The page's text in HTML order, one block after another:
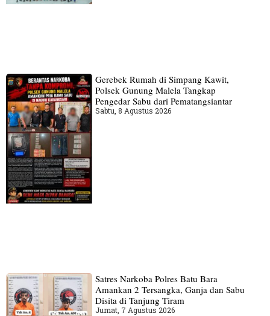
Gerebek Rumah di Simpang Kawit,
Polsek Gunung Malela Tangkap
Pengedar Sabu dari Pematangsiantar
Sabtu, 8 Agustus 2026
Satres Narkoba Polres Batu Bara
Amankan 2 Tersangka, Ganja dan Sabu
Disita di Tanjung Tiram
Jumat, 7 Agustus 2026